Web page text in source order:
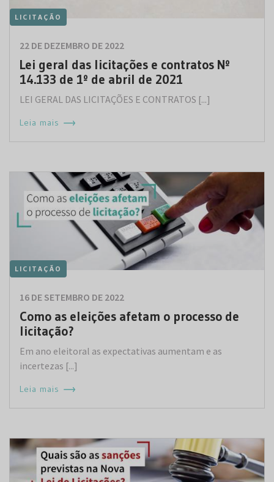
LICITAÇÃO
22 DE DEZEMBRO DE 2022
Lei geral das licitações e contratos Nº
14.133 de 1º de abril de 2021
LEI GERAL DAS LICITAÇÕES E CONTRATOS [...]
Leia mais
LICITAÇÃO
16 DE SETEMBRO DE 2022
Como as eleições afetam o processo de
licitação?
Em ano eleitoral as expectativas aumentam e as
incertezas [...]
Leia mais